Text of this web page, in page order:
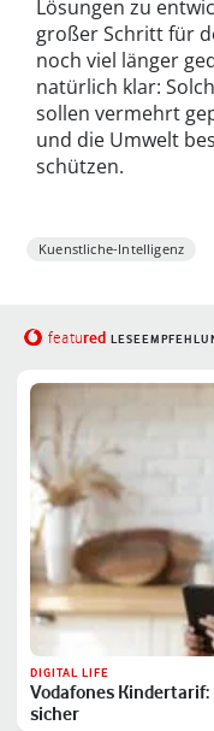
Lösungen zu
großer Schritt für
noch viel länger
natürlich klar:
sollen vermehrt
und die Umwelt
schützen.
Kuenstliche-Intelligenz
featured
DIGITAL LIFE
Vodafones
sicher